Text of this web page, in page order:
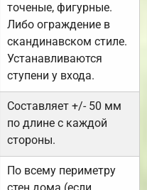
точеные, фигурные.
Либо ограждение в
скандинавском стиле.
Устанавливаются
ступени у входа.
Составляет +/- 50 мм
по длине с каждой
стороны.
По всему периметру